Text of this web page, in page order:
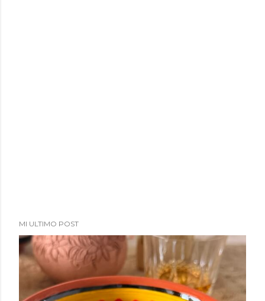
MI ULTIMO POST